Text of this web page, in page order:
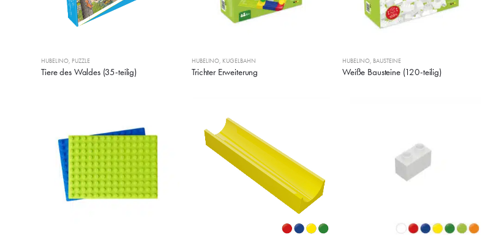
HUBELINO, PUZZLE
Tiere des Waldes (35-teilig)
HUBELINO, KUGELBAHN
Trichter Erweiterung
HUBELINO, BAUSTEINE
Weiße Bausteine (120-teilig)